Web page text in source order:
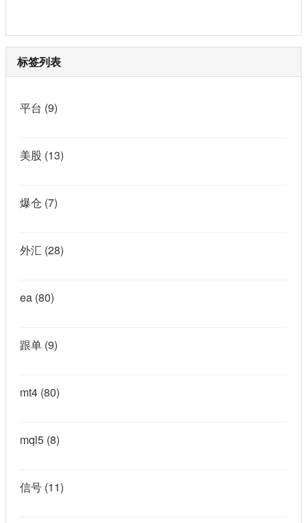
标签列表
平台 (9)
美股 (13)
爆仓 (7)
外汇 (28)
ea (80)
跟单 (9)
mt4 (80)
mql5 (8)
信号 (11)